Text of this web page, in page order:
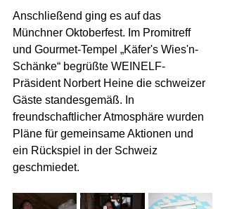
Anschließend ging es auf das
Münchner Oktoberfest. Im Promitreff
und Gourmet-Tempel „Käfer's Wies'n-
Schänke“ begrüßte WEINELF-
Präsident Norbert Heine die schweizer
Gäste standesgemäß. In
freundschaftlicher Atmosphäre wurden
Pläne für gemeinsame Aktionen und
ein Rückspiel in der Schweiz
geschmiedet.